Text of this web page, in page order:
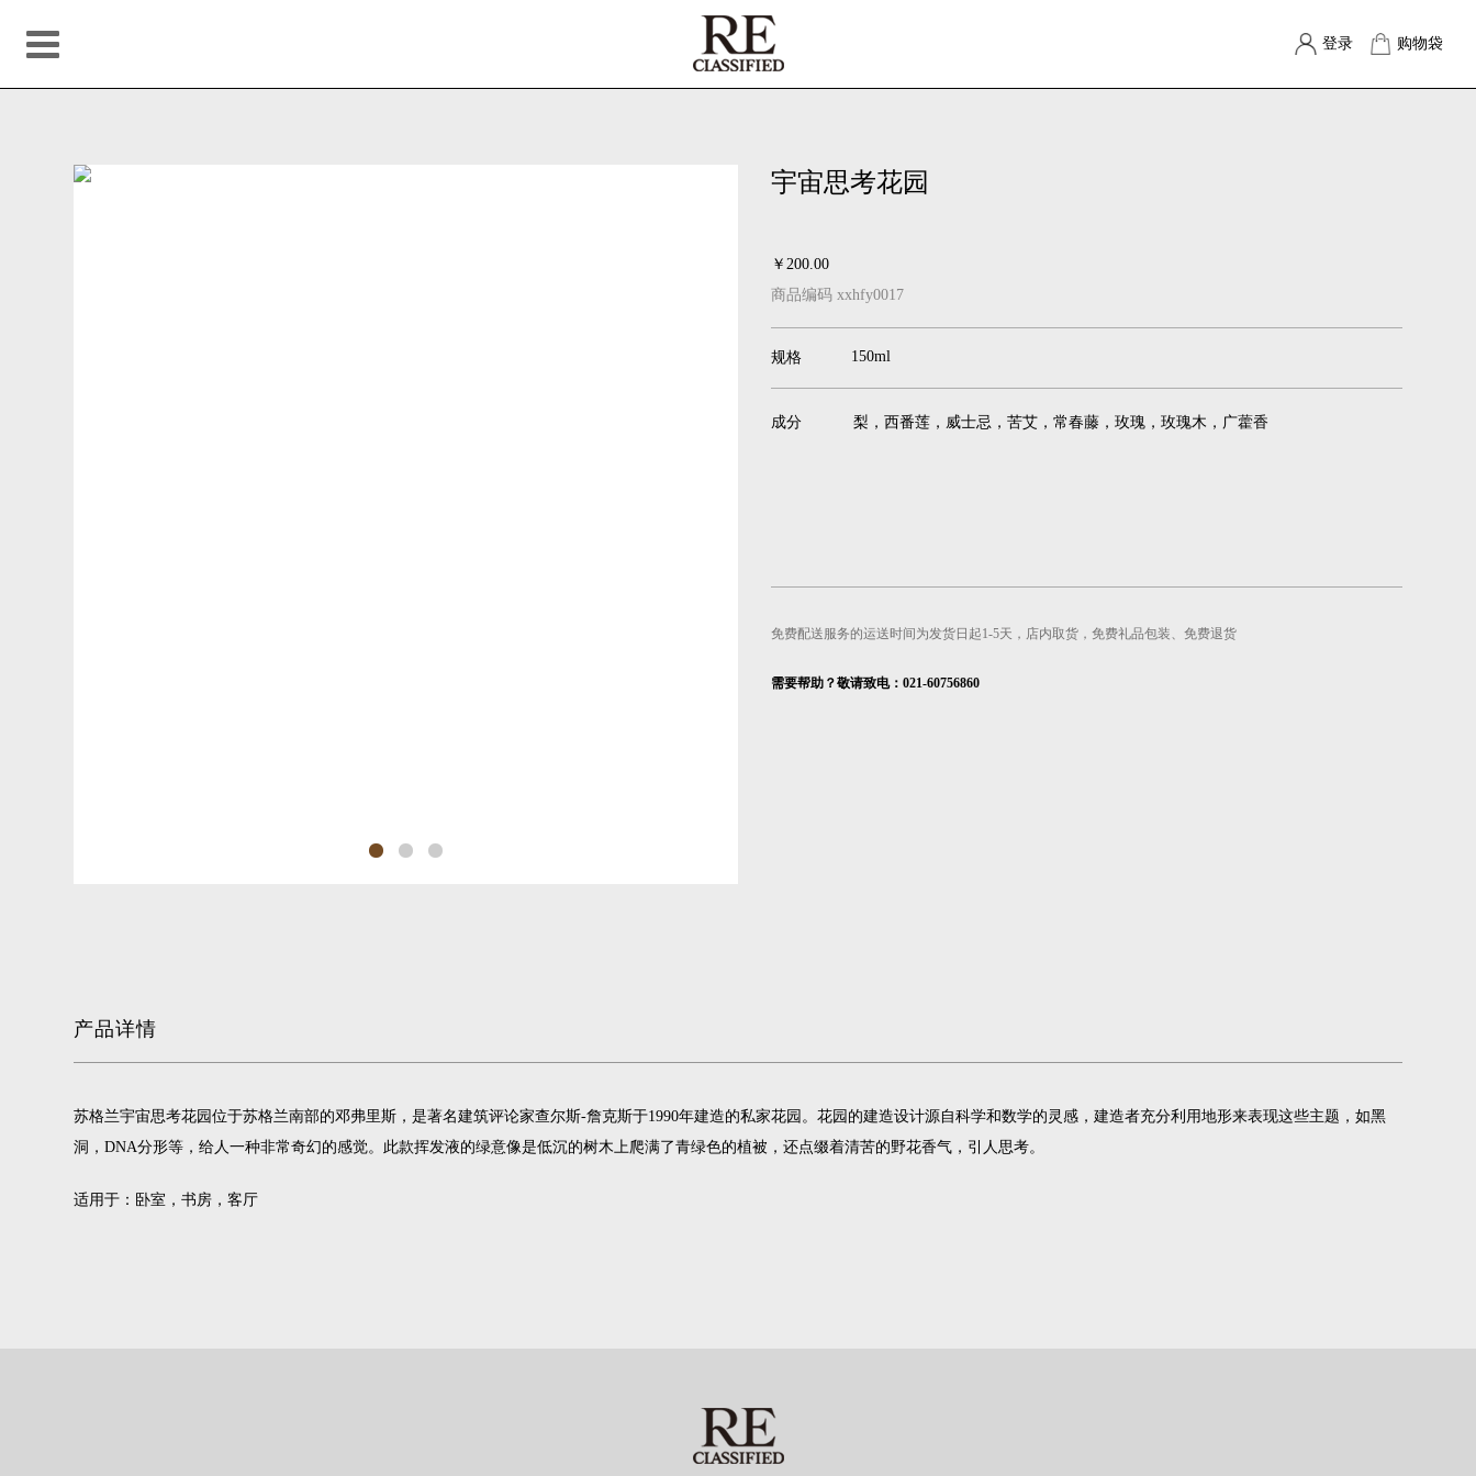
登录 购物袋
宇宙思考花园
￥200.00
商品编码 xxhfy0017
规格 150ml
成分 梨，西番莲，威士忌，苦艾，常春藤，玫瑰，玫瑰木，广藿香
免费配送服务的运送时间为发货日起1-5天，店内取货，免费礼品包装、免费退货
需要帮助？敬请致电：021-60756860
产品详情
苏格兰宇宙思考花园位于苏格兰南部的邓弗里斯，是著名建筑评论家查尔斯-詹克斯于1990年建造的私家花园。花园的建造设计源自科学和数学的灵感，建造者充分利用地形来表现这些主题，如黑
洞，DNA分形等，给人一种非常奇幻的感觉。此款挥发液的绿意像是低沉的树木上爬满了青绿色的植被，还点缀着清苦的野花香气，引人思考。
适用于：卧室，书房，客厅